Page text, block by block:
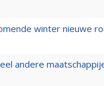
winter nieuwe
andere